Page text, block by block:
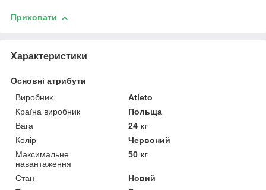
Приховати
Характеристики
Основні атрибути
Виробник
Atleto
Країна виробник
Польща
Вага
24 кг
Колір
Червоний
Максимальне
навантаження
50 кг
Стан
Новий